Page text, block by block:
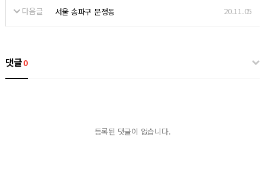
다음글 서울 송파구 문정동 20.11.05
댓글0
등록된 댓글이 없습니다.